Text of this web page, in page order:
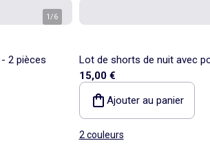
1/6
2 pièces
Lot de shorts de nuit avec
15,00 €
Ajouter au panier
2 couleurs